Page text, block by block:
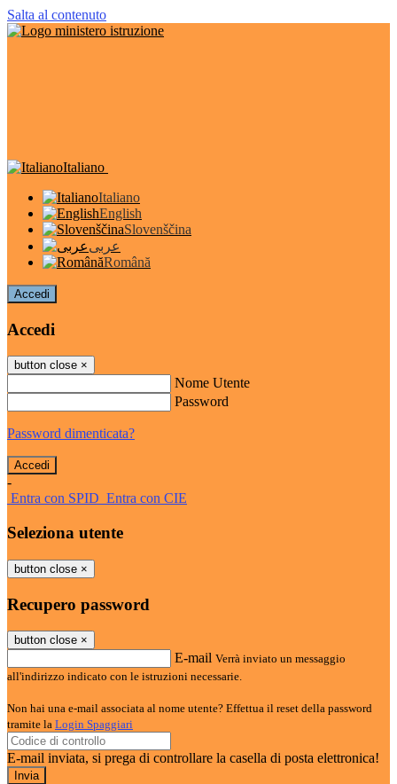
Salta al contenuto
Italiano
Italiano
English
Slovenščina
عربى
Română
Accedi
Accedi
button close ×
Nome Utente
Password
Password dimenticata?
-
Entra con SPID Entra con CIE
Seleziona utente
button close ×
Recupero password
button close ×
E-mail Verrà inviato un messaggio
all'indirizzo indicato con le istruzioni necessarie.
Non hai una e-mail associata al nome utente? Effettua il reset della password
tramite la Login Spaggiari
E-mail inviata, si prega di controllare la casella di posta elettronica!